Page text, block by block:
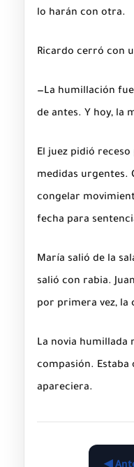
lo harán con otra.
Ricardo cerró con
—La humillación
de antes. Y hoy, la
El juez pidió
medidas urgentes.
congelar
fecha para
María salió de la
salió con rabia.
por primera vez, la
La novia humillada
compasión. Estaba
apareciera.